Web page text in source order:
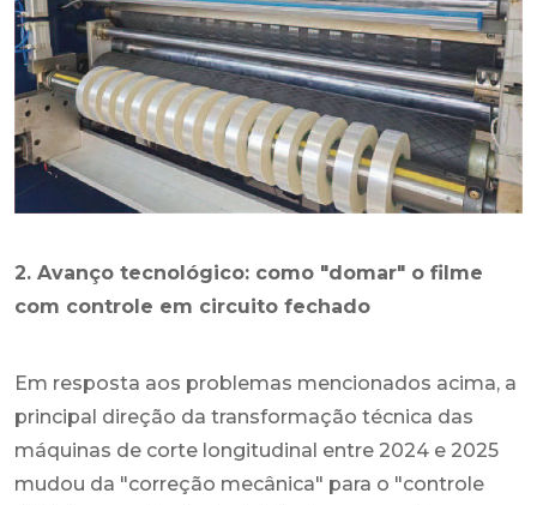
2. Avanço tecnológico: como "domar" o filme
com controle em circuito fechado
Em resposta aos problemas mencionados acima, a
principal direção da transformação técnica das
máquinas de corte longitudinal entre 2024 e 2025
mudou da "correção mecânica" para o "controle